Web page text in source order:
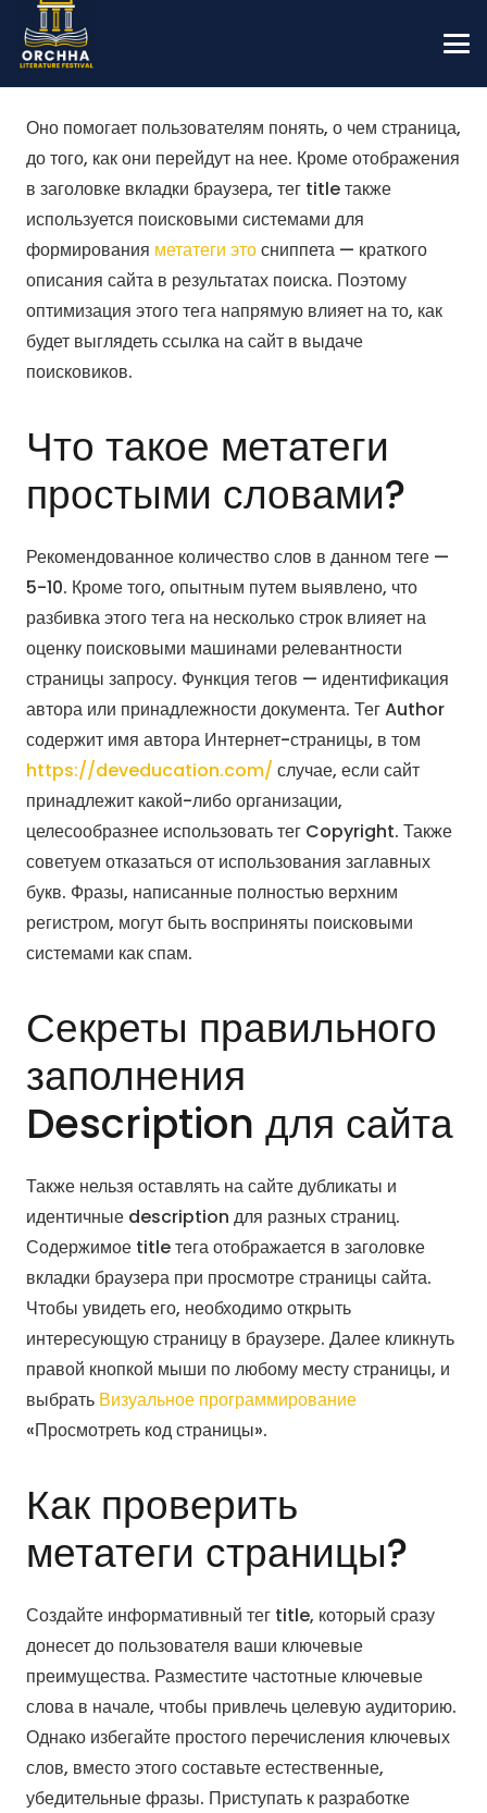
Оно помогает пользователям понять, о чем страница,
до того, как они перейдут на нее. Кроме отображения
в заголовке вкладки браузера, тег title также
используется поисковыми системами для
формирования метатеги этосниппета — краткого
описания сайта в результатах поиска. Поэтому
оптимизация этого тега напрямую влияет на то, как
будет выглядеть ссылка на сайт в выдаче
поисковиков.
Что такое метатеги
простыми словами?
Рекомендованное количество слов в данном теге —
5-10. Кроме того, опытным путем выявлено, что
разбивка этого тега на несколько строк влияет на
оценку поисковыми машинами релевантности
страницы запросу. Функция тегов — идентификация
автора или принадлежности документа. Тег Author
содержит имя автора Интернет-страницы, в том
https://deveducation.com/ случае, если сайт
принадлежит какой-либо организации,
целесообразнее использовать тег Copyright. Также
советуем отказаться от использования заглавных
букв. Фразы, написанные полностью верхним
регистром, могут быть восприняты поисковыми
системами как спам.
Секреты правильного
заполнения
Description для сайта
Также нельзя оставлять на сайте дубликаты и
идентичные description для разных страниц.
Содержимое title тега отображается в заголовке
вкладки браузера при просмотре страницы сайта.
Чтобы увидеть его, необходимо открыть
интересующую страницу в браузере. Далее кликнуть
правой кнопкой мыши по любому месту страницы, и
выбрать Визуальное программирование
«Просмотреть код страницы».
Как проверить
метатеги страницы?
Создайте информативный тег title, который сразу
донесет до пользователя ваши ключевые
преимущества. Разместите частотные ключевые
слова в начале, чтобы привлечь целевую аудиторию.
Однако избегайте простого перечисления ключевых
слов, вместо этого составьте естественные,
убедительные фразы. Приступать к разработке